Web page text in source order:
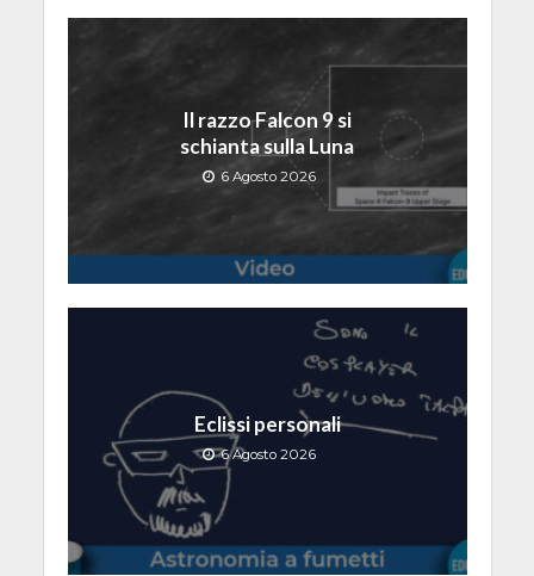
Il razzo Falcon 9 si
schianta sulla Luna
6 Agosto 2026
Eclissi personali
6 Agosto 2026